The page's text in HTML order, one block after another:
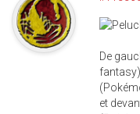
De
et